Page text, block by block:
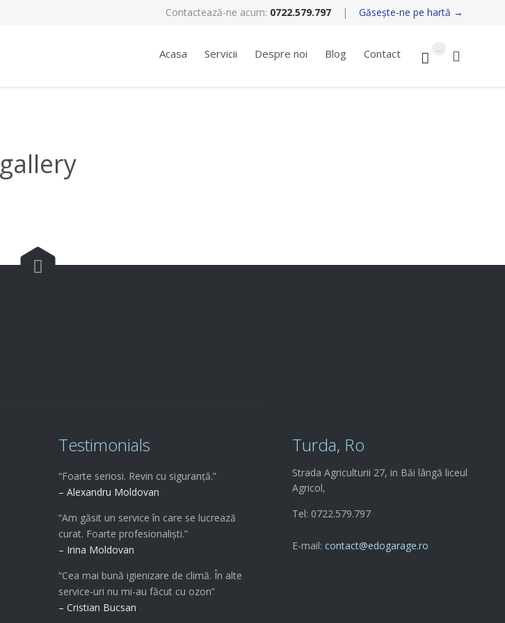
Contactează-ne acum: 0722.579.797 | Găseşte-ne pe hartă →
Acasa Servicii Despre noi Blog Contact 
... 
gallery

Testimonials
“Foarte seriosi. Revin cu siguranță.”
– Alexandru Moldovan
“Am găsit un service în care se lucrează
curat. Foarte profesionaliști.”
– Irina Moldovan
“Cea mai bună igienizare de climă. În alte
service-uri nu mi-au făcut cu ozon”
– Cristian Bucsan
Turda, Ro
Strada Agriculturii 27, in Băi lângă liceul
Agricol,
Tel: 0722.579.797
E-mail: contact@edogarage.ro